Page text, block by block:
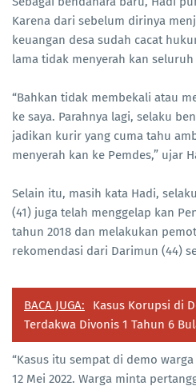
Karena dari sebelum dirinya
keuangan desa sudah cacat
lama tidak menyerah kan
“Bahkan tidak membekali atau
ke saya. Parahnya lagi, selaku
jadikan kurir yang cuma tahu
menyerah kan ke Pemdes,” ujar
Selain itu, masih kata Hadi,
(41) juga telah menggelap kan
tahun 2018 dan melakukan
rekomendasi dari Darimun (44)
BACA JUGA:
Kasus Korupsi di
Terdakwa Divonis 1 Tahun 6
“Kasus itu sempat di demo
12 Mei 2022. Warga minta